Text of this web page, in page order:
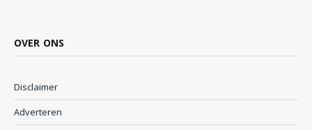
OVER ONS
Disclaimer
Adverteren